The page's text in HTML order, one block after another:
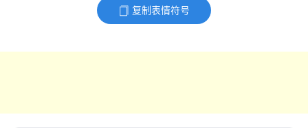
复制表情符号